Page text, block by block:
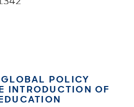
POLICY
INTRODUCTION OF